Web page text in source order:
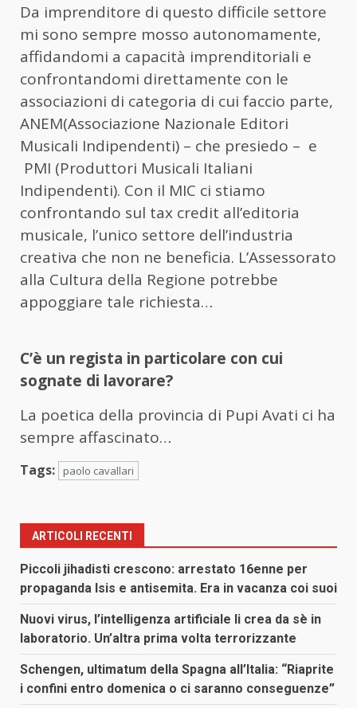
Da imprenditore di questo difficile settore
mi sono sempre mosso autonomamente,
affidandomi a capacità imprenditoriali e
confrontandomi direttamente con le
associazioni di categoria di cui faccio parte,
ANEM(Associazione Nazionale Editori
Musicali Indipendenti) – che presiedo – e
PMI (Produttori Musicali Italiani
Indipendenti). Con il MIC ci stiamo
confrontando sul tax credit all’editoria
musicale, l’unico settore dell’industria
creativa che non ne beneficia. L’Assessorato
alla Cultura della Regione potrebbe
appoggiare tale richiesta…
C’è un regista in particolare con cui
sognate di lavorare?
La poetica della provincia di Pupi Avati ci ha
sempre affascinato…
Tags: paolo cavallari
ARTICOLI RECENTI
Piccoli jihadisti crescono: arrestato 16enne per
propaganda Isis e antisemita. Era in vacanza coi suoi
Nuovi virus, l’intelligenza artificiale li crea da sè in
laboratorio. Un’altra prima volta terrorizzante
Schengen, ultimatum della Spagna all’Italia: “Riaprite
i confini entro domenica o ci saranno conseguenze”